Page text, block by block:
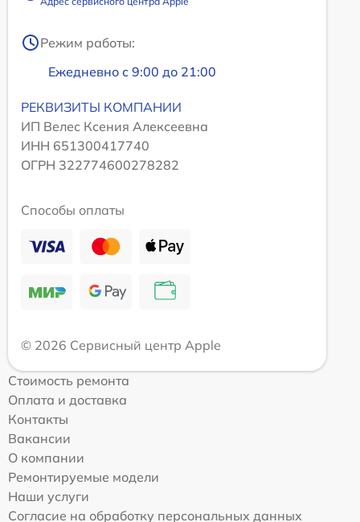
Режим работы:
Ежедневно с 9:00 до 21:00
РЕКВИЗИТЫ КОМПАНИИ
ИП Велес Ксения Алексеевна
ИНН 651300417740
ОГРН 322774600278282
Способы оплаты
© 2026 Сервисный центр Apple
Стоимость ремонта
Оплата и доставка
Контакты
Вакансии
О компании
Ремонтируемые модели
Наши услуги
Согласие на обработку персональных данных